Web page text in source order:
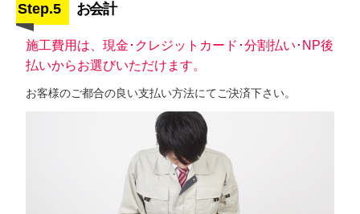
Step.5 お会計
施工費用は、現金･クレジットカード･分割払い･NP後
払いからお選びいただけます。
お客様のご都合の良い支払い方法にてご決済下さい。